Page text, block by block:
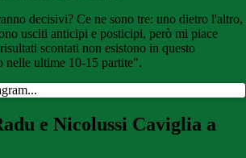
decisivi? Ce ne sono tre: uno dietro l'altro,
usciti anticipi e posticipi, però mi piace
scontati non esistono in questo
nelle ultime 10-15 partite".
e Nicolussi Caviglia a